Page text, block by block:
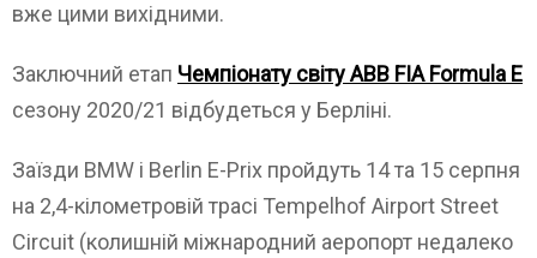
вже цими вихідними.
Заключний етап Чемпіонату світу ABB FIA Formula E
сезону 2020/21 відбудеться у Берліні.
Заїзди BMW i Berlin E-Prix пройдуть 14 та 15 серпня
на 2,4-кілометровій трасі Tempelhof Airport Street
Circuit (колишній міжнародний аеропорт недалеко